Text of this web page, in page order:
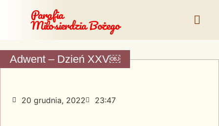
Parafia
Miłosierdzia Bożego
Adwent – Dzień XXV￼
20 grudnia, 2022 23:47